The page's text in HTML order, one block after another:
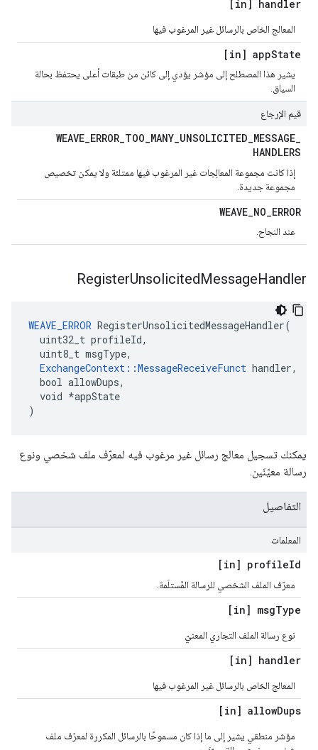
[in] handler
المعالج الخاص بالرسائل غير المرغوب فيها
[in] appState
يشير هذا المصطلح إلى مؤشر يؤدي إلى كائن من طبقات أعلى يحتفظ بحالة
السياق.
قيم الإرجاع
WEAVE_ERROR_TOO_MANY_UNSOLICITED_MESSAGE_
HANDLERS
إذا كانت مجموعة المعالِجات غير المرغوب فيها ممتلئة ولا يمكن تخصيص
مجموعة جديدة.
WEAVE_NO_ERROR
عند النجاح.
RegisterUnsolicitedMessageHandler
WEAVE_ERROR RegisterUnsolicitedMessageHandler(
  uint32_t profileId,
  uint8_t msgType,
ExchangeContext::MessageReceiveFunct handler,
  bool allowDups,
  void *appState
)
يمكنك تسجيل معالج رسائل غير مرغوب فيه لمعرّف ملف شخصي ونوع
رسالة معيّنَين.
التفاصيل
المعلمات
[in] profileId
معرّف الملف الشخصي للرسالة المُستلَمة.
[in] msgType
نوع رسالة الملف التجاري المعنيّ
[in] handler
المعالج الخاص بالرسائل غير المرغوب فيها
[in] allowDups
مؤشر منطقي يشير إلى ما إذا كان مسموحًا بالرسائل المكررة لمعرّف ملف